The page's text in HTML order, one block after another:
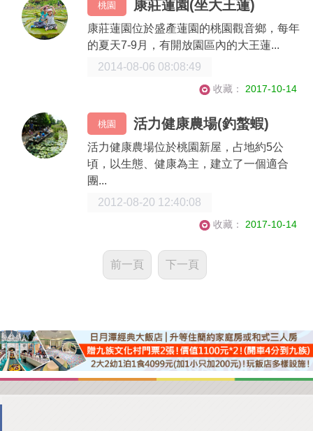
APP下載
桃園 康莊蓮園(坐大王蓮)
康莊蓮園位於盛產蓮園的桃園觀音鄉，每年
的夏天7-9月，有開放園區內的大王蓮...
2014-08-06 08:08:49
收藏： 2017-10-14
桃園 活力健康農場(釣螯蝦)
活力健康農場位於桃園新屋，占地約5公
頃，以生態、健康為主，建立了一個適合
團...
2012-08-20 12:40:08
收藏： 2017-10-14
前一頁 下一頁